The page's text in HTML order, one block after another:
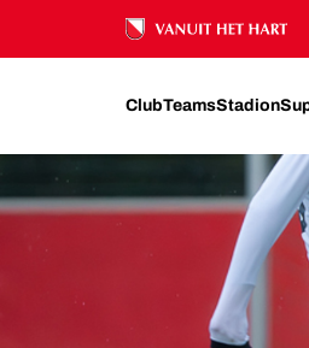
Ons nalatenschap
ClubTeamsStadion